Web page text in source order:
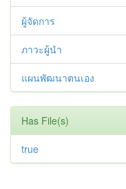
ผู้จัดการ
ภาวะผู้นำ
แผนพัฒนาตนเอง
Has File(s)
true